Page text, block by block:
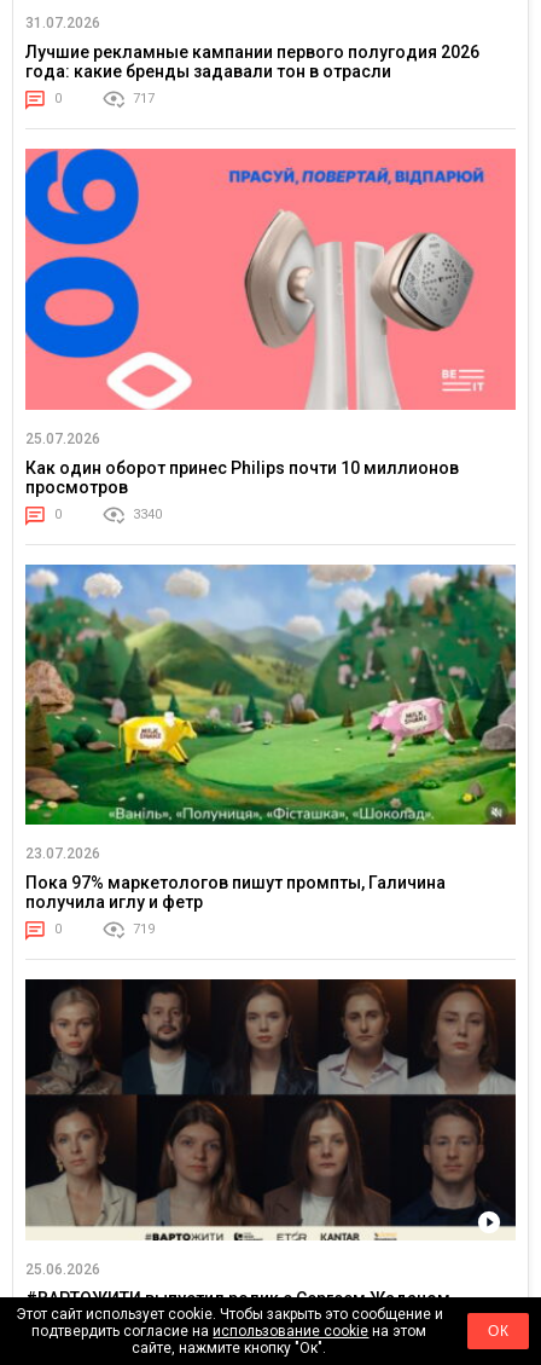
31.07.2026
Лучшие рекламные кампании первого полугодия 2026
года: какие бренды задавали тон в отрасли
0 717
25.07.2026
Как один оборот принес Philips почти 10 миллионов
просмотров
0 3340
23.07.2026
Пока 97% маркетологов пишут промпты, Галичина
получила иглу и фетр
0 719
25.06.2026
#ВАРТОЖИТИ выпустил ролик с Сергеем Жаданом,
Яниной Соколовой и Александром Тереном о жизни в
постоянном напряжении
Этот сайт использует cookie. Чтобы закрыть это сообщение и
подтвердить согласие наиспользование cookie на этом
сайте, нажмите кнопку "Ок".
ОК